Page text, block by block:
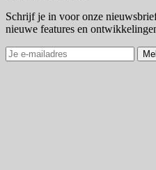
Schrijf je in voor onze
nieuwe features en